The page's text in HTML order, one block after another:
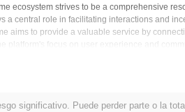
ecosystem strives to be a comprehensive
a central role in facilitating interactions and
aims to provide a valuable service by
platform's focus on user experience and
del Mercado
significativo. Puede perder parte o la